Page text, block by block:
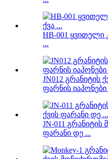
HB-001 ყვითელი
...
JN012 გრანიტის
ფარნის იაპონები
JN-011 გრანიტის
ფარანი დე ...